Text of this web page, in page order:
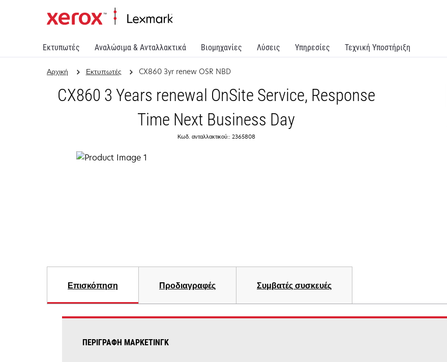
Εκτυπωτές Αναλώσιμα & Ανταλλακτικά Βιομηχανίες Λύσεις Υπηρεσίες Τεχνική Υποστήριξη
Αρχική Εκτυπωτές CX860 3yr renew OSR NBD
CX860 3 Years renewal OnSite Service, Response
Time Next Business Day
Κωδ. ανταλλακτικού:: 2365808
Επισκόπηση Προδιαγραφές Συμβατές συσκευές
ΠΕΡΙΓΡΑΦΉ ΜΆΡΚΕΤΙΝΓΚ